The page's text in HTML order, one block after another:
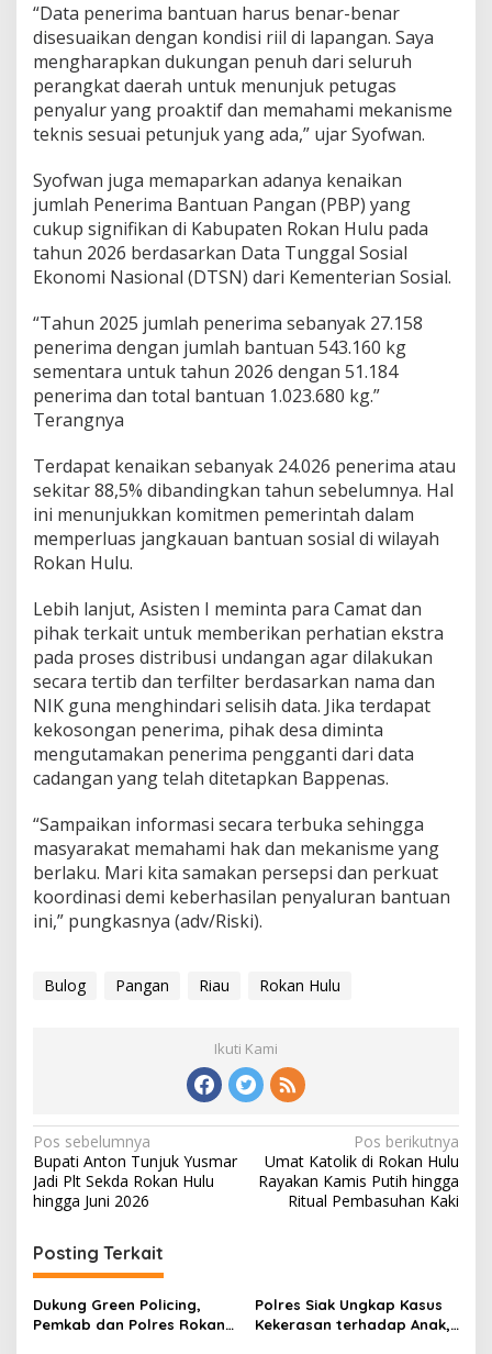
“Data penerima bantuan harus benar-benar
disesuaikan dengan kondisi riil di lapangan. Saya
mengharapkan dukungan penuh dari seluruh
perangkat daerah untuk menunjuk petugas
penyalur yang proaktif dan memahami mekanisme
teknis sesuai petunjuk yang ada,” ujar Syofwan.
Syofwan juga memaparkan adanya kenaikan
jumlah Penerima Bantuan Pangan (PBP) yang
cukup signifikan di Kabupaten Rokan Hulu pada
tahun 2026 berdasarkan Data Tunggal Sosial
Ekonomi Nasional (DTSN) dari Kementerian Sosial.
“Tahun 2025 jumlah penerima sebanyak 27.158
penerima dengan jumlah bantuan 543.160 kg
sementara untuk tahun 2026 dengan 51.184
penerima dan total bantuan 1.023.680 kg.”
Terangnya
Terdapat kenaikan sebanyak 24.026 penerima atau
sekitar 88,5% dibandingkan tahun sebelumnya. Hal
ini menunjukkan komitmen pemerintah dalam
memperluas jangkauan bantuan sosial di wilayah
Rokan Hulu.
Lebih lanjut, Asisten I meminta para Camat dan
pihak terkait untuk memberikan perhatian ekstra
pada proses distribusi undangan agar dilakukan
secara tertib dan terfilter berdasarkan nama dan
NIK guna menghindari selisih data. Jika terdapat
kekosongan penerima, pihak desa diminta
mengutamakan penerima pengganti dari data
cadangan yang telah ditetapkan Bappenas.
“Sampaikan informasi secara terbuka sehingga
masyarakat memahami hak dan mekanisme yang
berlaku. Mari kita samakan persepsi dan perkuat
koordinasi demi keberhasilan penyaluran bantuan
ini,” pungkasnya (adv/Riski).
Bulog Pangan Riau Rokan Hulu
Ikuti Kami
Navigasi
pos
Pos sebelumnya
Bupati Anton Tunjuk Yusmar
Jadi Plt Sekda Rokan Hulu
hingga Juni 2026
Pos berikutnya
Umat Katolik di Rokan Hulu
Rayakan Kamis Putih hingga
Ritual Pembasuhan Kaki
Posting Terkait
Dukung Green Policing,
Pemkab dan Polres Rokan
Polres Siak Ungkap Kasus
Kekerasan terhadap Anak,